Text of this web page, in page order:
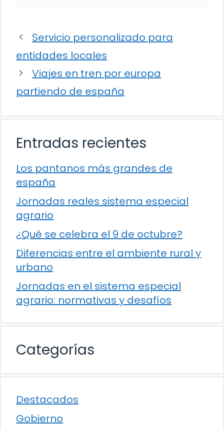
Servicio personalizado para
entidades locales
Viajes en tren por europa
partiendo de españa
Entradas recientes
Los pantanos más grandes de
españa
Jornadas reales sistema especial
agrario
¿Qué se celebra el 9 de octubre?
Diferencias entre el ambiente rural y
urbano
Jornadas en el sistema especial
agrario: normativas y desafíos
Categorías
Destacados
Gobierno